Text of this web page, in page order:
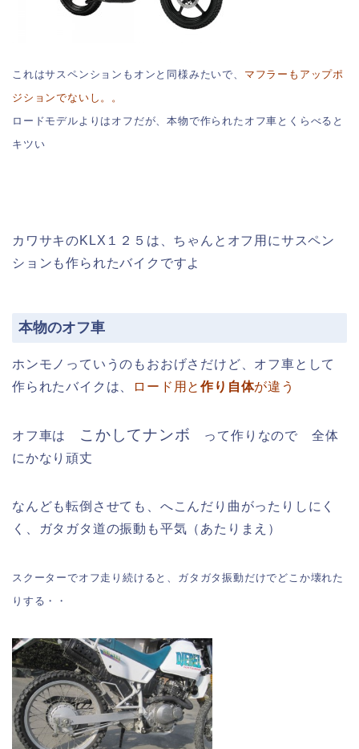
これはサスペンションもオンと同様みたいで、 マフラーもアップポ
ジションでないし。。
ロードモデルよりはオフだが、本物で作られたオフ車とくらべると
キツい
カワサキのKLX１２５は、ちゃんとオフ用にサスペン
ションも作られたバイクですよ
本物のオフ車
ホンモノっていうのもおおげさだけど、オフ車として
作られたバイクは、
ロード用と作り自体が違う
オフ車は こかしてナンボ って作りなので 全体
にかなり頑丈
なんども転倒させても、へこんだり曲がったりしにく
く、ガタガタ道の振動も平気（あたりまえ）
スクーターでオフ走り続けると、ガタガタ振動だけでどこか壊れた
りする・・